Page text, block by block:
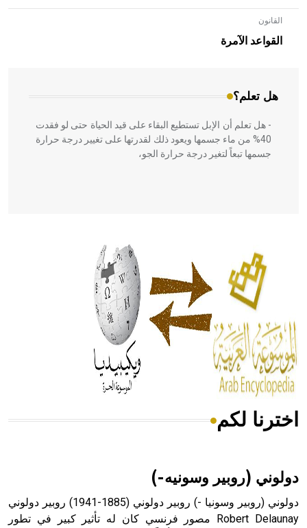
القانون
القواعد الآمرة
هل تعلم؟
- هل تعلم أن الأبلق نوع من الفنون الهندسية التي ارتبطت
بالعمارة الإسلامية في بلاد الشام ومصر خاصة، حيث يحرص
المعمار على بناء مداميكه وخاصة في الواجهات
- هل تعلم أن الإبل تستطيع البقاء على قيد الحياة حتى لو فقدت
40% من ماء جسمها ويعود ذلك لقدرتها على تغيير درجة حرارة
جسمها تبعاً لتغير درجة حرارة الجو،
الحكم، الأدلة، تنظيم التغذية، ورسالته في جروح الرأس. ويعود
له الفضل بأنه حرر الطب من الدين والفلسفة.
- هل تعلم أن المرجان إفراز حيواني يتكون في البحر ويتركب
من مادة كربونات الكلسيوم، وهو أحمر أو شديد الحمرة وهو
أجود أنواعه، ويمتاز بكبر الحجم ويسمى الش
هل تعلم أن الأبسيد كلمة فرنسية اللفظ تم اعتمادها مصطلحاً
اخترنا لكم
دولوني (روبير وسونيه-)
دولوني (روبير وسونيا -) روبير دولوني (1885-1941) روبير دولوني
Robert Delaunay مصور فرنسي كان له تأثير كبير في تطور